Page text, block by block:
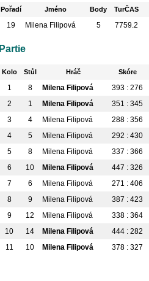
Pořadí Jméno Body TurČAS
19 Milena Filipová 5 7759.2
Partie
Kolo Stůl Hráč Skóre
1 8 Milena Filipová
393 : 276
2
1 Milena Filipová
351 : 345
3
4 Milena Filipová
288 : 356
4
5 Milena Filipová
292 : 430
5
8 Milena Filipová
337 : 366
6
10 Milena Filipová
447 : 326
7
6 Milena Filipová
271 : 406
8
9 Milena Filipová
387 : 423
9
12 Milena Filipová
338 : 364
10
14 Milena Filipová
444 : 282
11
10 Milena Filipová 378 : 327